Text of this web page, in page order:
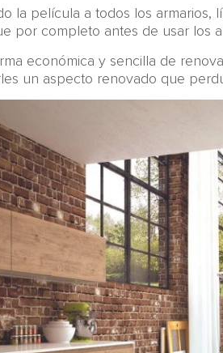
la película a todos los armarios,
por completo antes de usar los
económica y sencilla de
un aspecto renovado que